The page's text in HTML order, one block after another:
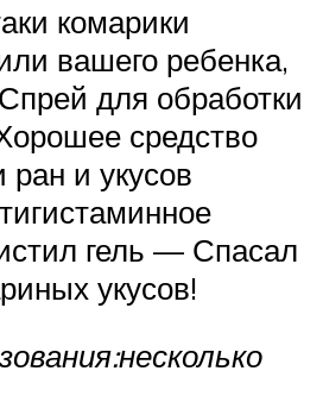
комарики
вашего ребенка,
для обработки
средство
ран и укусов
гель — Спасал
укусов!
несколько